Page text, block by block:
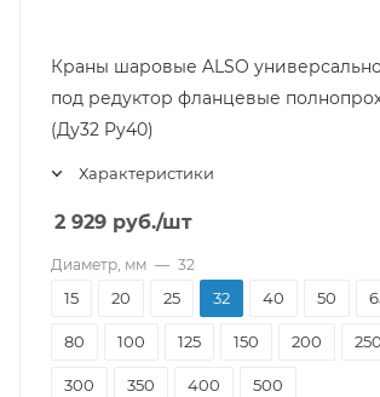
Краны шаровые ALSO
под редуктор фланцевые
(Ду32 Pу40)
Характеристики
2 929 руб./шт
Диаметр, мм — 32
15 20 25 32 40 50
80 100 125 150 200 250
300 350 400 500